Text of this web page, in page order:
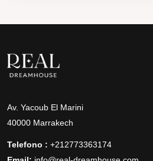
Av. Yacoub El Marini
40000 Marrakech
Telefono : +212773363174